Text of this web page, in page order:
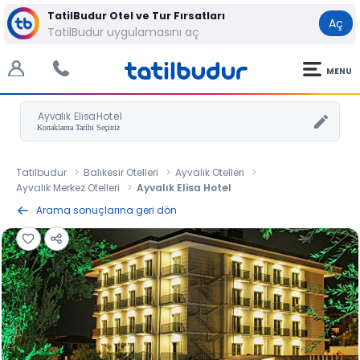
TatilBudur Otel ve Tur Fırsatları
TatilBudur uygulamasını aç
Aç
MENU
Ayvalık Elisa Hotel
Tatilbudur Balıkesir Otelleri
Ayvalık Otelleri
Ayvalık Merkez Otelleri
Ayvalık Elisa Hotel
Arama sonuçlarına geri dön